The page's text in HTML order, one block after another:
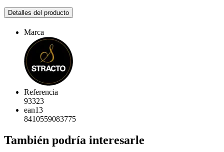
Detalles del producto
Marca
Referencia
93323
ean13
8410559083775
También podría interesarle